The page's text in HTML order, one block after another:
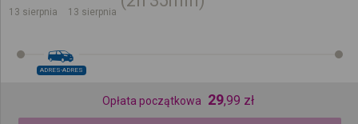
13 sierpnia 13 sierpnia
ADRES-ADRES
Opłata początkowa 29,99 zł